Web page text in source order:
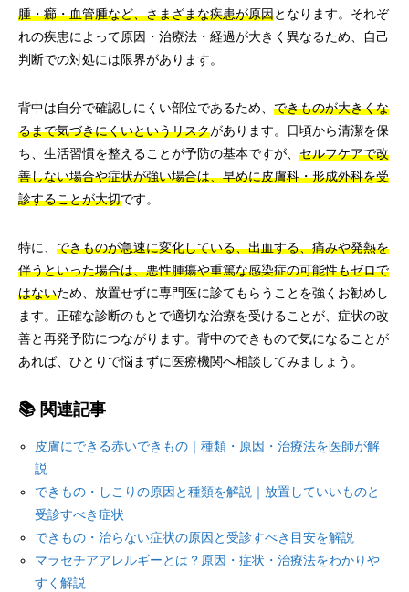
腫・癤・血管腫など、さまざまな疾患が原因となります。それぞ
れの疾患によって原因・治療法・経過が大きく異なるため、自己
判断での対処には限界があります。
背中は自分で確認しにくい部位であるため、 できものが大きくな
るまで気づきにくいというリスクがあります。日頃から清潔を保
ち、生活習慣を整えることが予防の基本ですが、 セルフケアで改
善しない場合や症状が強い場合は、早めに皮膚科・形成外科を受
診することが大切です。
特に、 できものが急速に変化している、出血する、痛みや発熱を
伴うといった場合は、悪性腫瘍や重篤な感染症の可能性もゼロで
はないため、放置せずに専門医に診てもらうことを強くお勧めし
ます。正確な診断のもとで適切な治療を受けることが、症状の改
善と再発予防につながります。背中のできもので気になることが
あれば、ひとりで悩まずに医療機関へ相談してみましょう。
📚 関連記事
皮膚にできる赤いできもの｜種類・原因・治療法を医師が解
説
できもの・しこりの原因と種類を解説｜放置していいものと
受診すべき症状
できもの・治らない症状の原因と受診すべき目安を解説
マラセチアアレルギーとは？原因・症状・治療法をわかりや
すく解説